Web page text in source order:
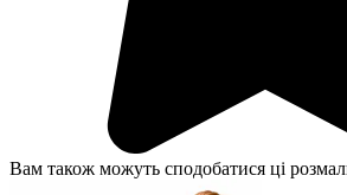
Вам також можуть сподобатися ці